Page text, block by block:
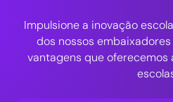
Impulsione a inovação
dos nossos
vantagens que oferecemos